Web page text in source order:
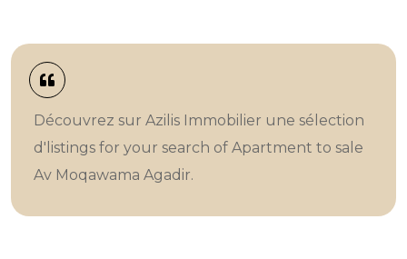
Découvrez sur Azilis Immobilier une sélection
d'listings for your search of Apartment to sale
Av Moqawama Agadir.